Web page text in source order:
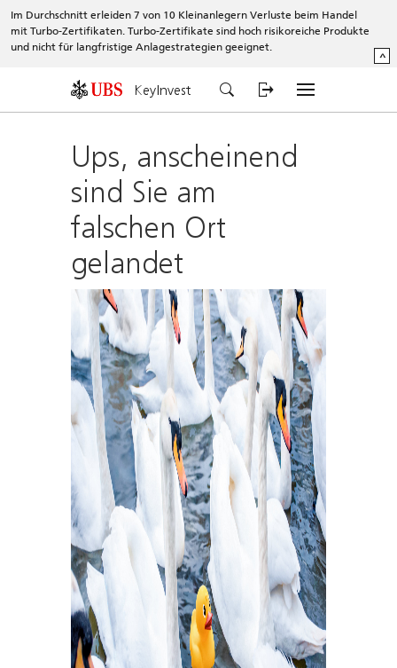
Im Durchschnitt erleiden 7 von 10 Kleinanlegern Verluste beim Handel
mit Turbo-Zertifikaten. Turbo-Zertifikate sind hoch risikoreiche Produkte
und nicht für langfristige Anlagestrategien geeignet.
^
KeyInvest
Ups, anscheinend
sind Sie am
falschen Ort
gelandet